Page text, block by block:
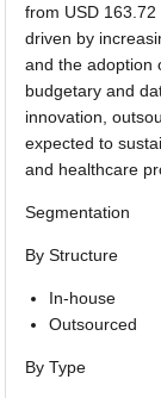
from USD
driven by
and the adoption
budgetary and
innovation,
expected to
and healthcare
Segmentation
By Structure
In-house
Outsourced
By Type